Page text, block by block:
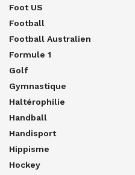
Foot US
Football
Football Australien
Formule 1
Golf
Gymnastique
Haltérophilie
Handball
Handisport
Hippisme
Hockey